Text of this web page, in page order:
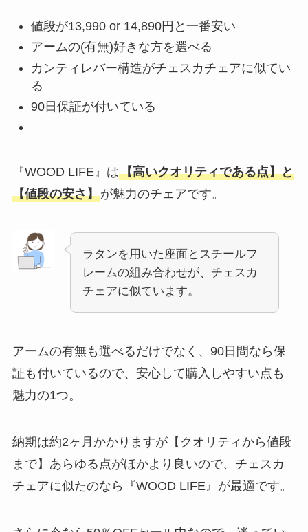
値段が13,990 or 14,890円と一番安い
アームの(有無)好きな方を選べる
カンティレバー構造がチェスカチェアに似てい
る
90日保証が付いている
『WOOD LIFE』は【高いクオリティである点】と
【値段の安さ】が魅力のチェアです。
ラタンを用いた座面とスチールフ
レームの組み合わせが、チェスカ
チェアに似ています。
アームの有無も選べるだけでなく、90日間なら保
証も付いているので、安心して購入しやすい点も
魅力の1つ。
納期は約2ヶ月かかりますが【クオリティから値段
まで】あらゆる点がほかより良いので、チェスカ
チェアに似たのなら『WOOD LIFE』が最適です。